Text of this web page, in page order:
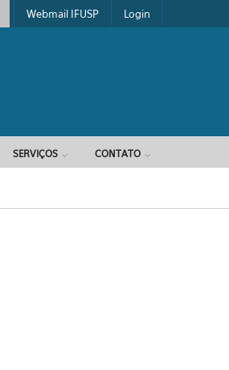
Webmail IFUSP Login
SERVIÇOS CONTATO